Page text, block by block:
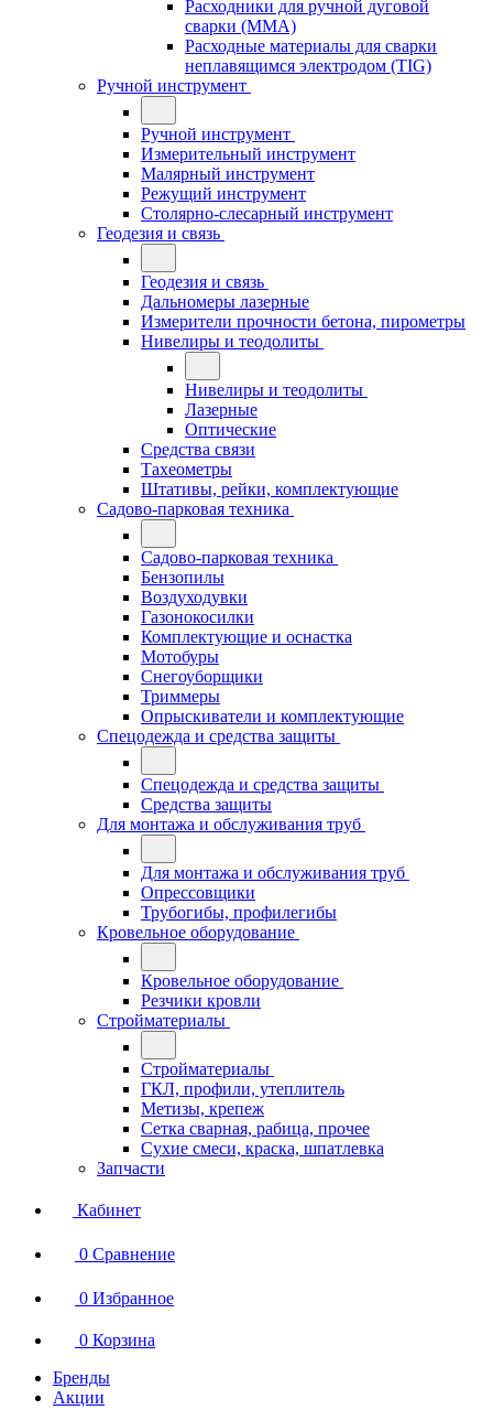
Расходники для ручной дуговой
сварки (MMA)
Расходные материалы для сварки
неплавящимся электродом (TIG)
Ручной инструмент
Ручной инструмент
Измерительный инструмент
Малярный инструмент
Режущий инструмент
Столярно-слесарный инструмент
Геодезия и связь
Геодезия и связь
Дальномеры лазерные
Измерители прочности бетона, пирометры
Нивелиры и теодолиты
Нивелиры и теодолиты
Лазерные
Оптические
Средства связи
Тахеометры
Штативы, рейки, комплектующие
Садово-парковая техника
Садово-парковая техника
Бензопилы
Воздуходувки
Газонокосилки
Комплектующие и оснастка
Мотобуры
Снегоуборщики
Триммеры
Опрыскиватели и комплектующие
Спецодежда и средства защиты
Спецодежда и средства защиты
Средства защиты
Для монтажа и обслуживания труб
Для монтажа и обслуживания труб
Опрессовщики
Трубогибы, профилегибы
Кровельное оборудование
Кровельное оборудование
Резчики кровли
Стройматериалы
Стройматериалы
ГКЛ, профили, утеплитель
Метизы, крепеж
Сетка сварная, рабица, прочее
Сухие смеси, краска, шпатлевка
Запчасти
Кабинет
0 Сравнение
0 Избранное
0 Корзина
Бренды
Акции